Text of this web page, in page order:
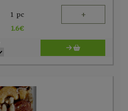
1 pc +
1.6€